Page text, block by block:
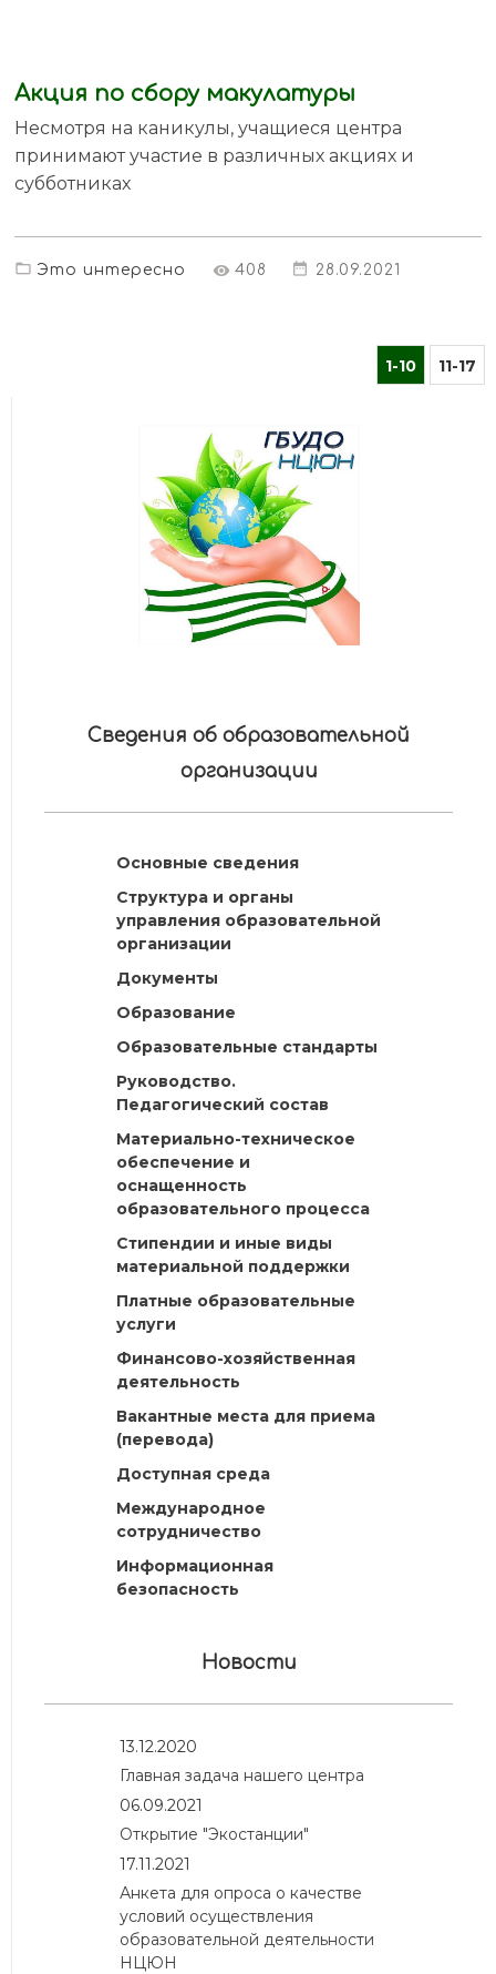
Aкция по сбору макулатуры
Несмотря на каникулы, учащиеся центра
принимают участие в различных акциях и
субботниках
Это интересно 408 28.09.2021
1-10 11-17
Сведения об образовательной
организации
Основные сведения
Структура и органы
управления образовательной
организации
Документы
Образование
Образовательные стандарты
Руководство.
Педагогический состав
Материально-техническое
обеспечение и
оснащенность
образовательного процесса
Стипендии и иные виды
материальной поддержки
Платные образовательные
услуги
Финансово-хозяйственная
деятельность
Вакантные места для приема
(перевода)
Доступная среда
Международное
сотрудничество
Информационная
безопасность
Новости
13.12.2020
Главная задача нашего центра
06.09.2021
Открытие "Экостанции"
17.11.2021
Анкета для опроса о качестве
условий осуществления
образовательной деятельности
НЦЮН